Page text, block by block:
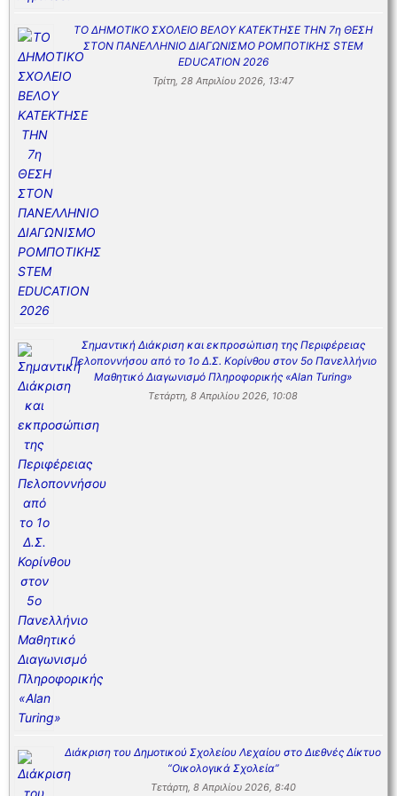
ΤΟ ΔΗΜΟΤΙΚΟ ΣΧΟΛΕΙΟ ΒΕΛΟΥ ΚΑΤΕΚΤΗΣΕ ΤΗΝ 7η ΘΕΣΗ
ΣΤΟΝ ΠΑΝΕΛΛΗΝΙΟ ΔΙΑΓΩΝΙΣΜΟ ΡΟΜΠΟΤΙΚΗΣ STEM
EDUCATION 2026
Τρίτη, 28 Απριλίου 2026, 13:47
Σημαντική Διάκριση και εκπροσώπιση της Περιφέρειας
Πελοποννήσου από το 1ο Δ.Σ. Κορίνθου στον 5ο Πανελλήνιο
Μαθητικό Διαγωνισμό Πληροφορικής «Alan Turing»
Τετάρτη, 8 Απριλίου 2026, 10:08
Διάκριση του Δημοτικού Σχολείου Λεχαίου στο Διεθνές Δίκτυο
“Οικολογικά Σχολεία”
Τετάρτη, 8 Απριλίου 2026, 8:40